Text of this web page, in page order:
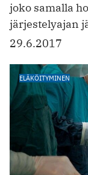
joko samalla
järjestelyajan
29.6.2017
ELÄKÖITYMINEN